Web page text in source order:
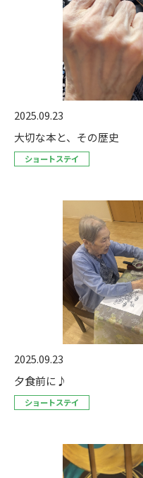
2025.09.23
大切な本と、その歴史
ショートステイ
2025.09.23
夕食前に♪
ショートステイ